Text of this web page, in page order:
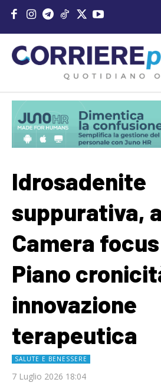
Idrosadenite
suppurativa,
Camera
Piano
innovazione
terapeutica
SALUTE E BENESSERE
7 Luglio 2026 18:04